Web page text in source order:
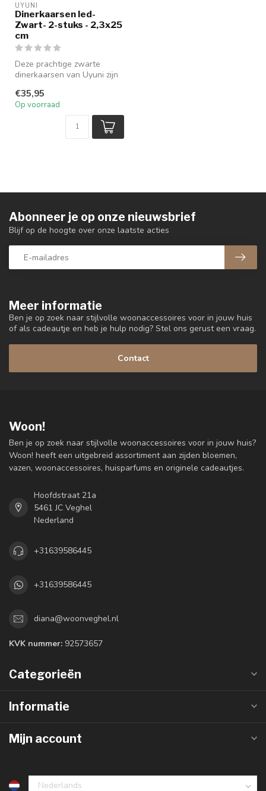
UYUNI
Dinerkaarsen led-
Zwart- 2-stuks - 2,3x25
cm
Deze prachtige zwarte
dinerkaarsen van Uyuni zijn
in...
€35,95
Op voorraad
Meer informatie
Ben je op zoek naar stijlvolle woonaccessoires voor in jouw huis
of als cadeautje en heb je hulp nodig? Stel ons gerust een vraag.
Contact
Abonneer je op onze nieuwsbrief
Blijf op de hoogte over onze laatste acties
Woon!
Ben je op zoek naar stijlvolle woonaccessoires voor in jouw huis?
Woon! heeft een uitgebreid assortiment aan zijden bloemen,
vazen, woonaccessoires, huisparfums en originele cadeautjes.
Hoofdstraat 21a
5461 JC Veghel
Nederland
+31639586445
+31639586445
diana@woonveghel.nl
KVK nummer: 92573657
Categorieën
Informatie
Mijn account